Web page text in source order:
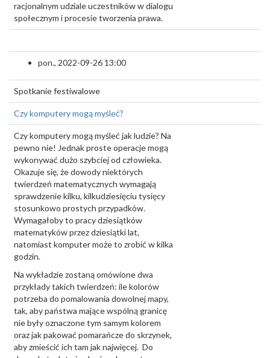
racjonalnym udziale uczestników w dialogu
społecznym i procesie tworzenia prawa.
pon., 2022-09-26 13:00
Spotkanie festiwalowe
Czy komputery mogą myśleć?
Czy komputery mogą myśleć jak ludzie? Na
pewno nie! Jednak proste operacje mogą
wykonywać dużo szybciej od człowieka.
Okazuje się, że dowody niektórych
twierdzeń matematycznych wymagają
sprawdzenie kilku, kilkudziesięciu tysięcy
stosunkowo prostych przypadków.
Wymagałoby to pracy dziesiątków
matematyków przez dziesiątki lat,
natomiast komputer może to zrobić w kilka
godzin.
Na wykładzie zostaną omówione dwa
przykłady takich twierdzeń: ile kolorów
potrzeba do pomalowania dowolnej mapy,
tak, aby państwa mające wspólną granicę
nie były oznaczone tym samym kolorem
oraz jak pakować pomarańcze do skrzynek,
aby zmieścić ich tam jak najwięcej. Do